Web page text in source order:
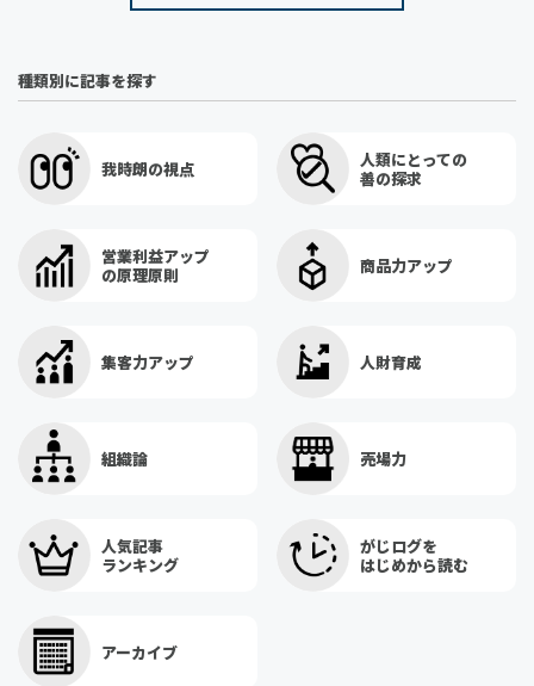
種類別に記事を探す
我時朗の視点
人類にとっての
善の探求
営業利益アップ
の原理原則
商品力アップ
集客力アップ 人財育成
組織論 売場力
人気記事
ランキング
がじログを
はじめから読む
アーカイブ